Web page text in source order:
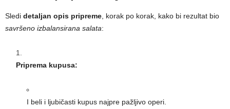
Sledi detaljan opis pripreme , korak po korak, kako bi rezultat bio
savršeno izbalansirana salata:
Priprema kupusa:
I beli i ljubičasti kupus najpre pažljivo operi.